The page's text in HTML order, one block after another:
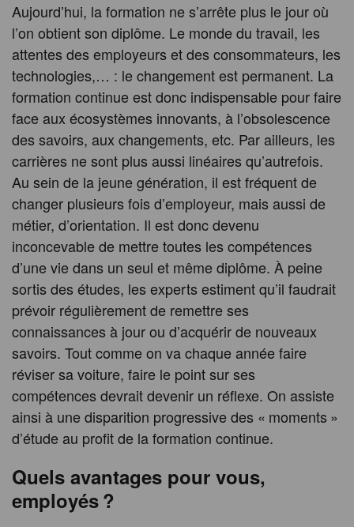
Aujourd’hui, la formation ne s’arrête plus le jour où
l’on obtient son diplôme. Le monde du travail, les
attentes des employeurs et des consommateurs, les
technologies,… : le changement est permanent. La
formation continue est donc indispensable pour faire
face aux écosystèmes innovants, à l’obsolescence
des savoirs, aux changements, etc. Par ailleurs, les
carrières ne sont plus aussi linéaires qu’autrefois.
Au sein de la jeune génération, il est fréquent de
changer plusieurs fois d’employeur, mais aussi de
métier, d’orientation. Il est donc devenu
inconcevable de mettre toutes les compétences
d’une vie dans un seul et même diplôme. À peine
sortis des études, les experts estiment qu’il faudrait
prévoir régulièrement de remettre ses
connaissances à jour ou d’acquérir de nouveaux
savoirs. Tout comme on va chaque année faire
réviser sa voiture, faire le point sur ses
compétences devrait devenir un réflexe. On assiste
ainsi à une disparition progressive des « moments »
d’étude au profit de la formation continue.
Quels avantages pour vous,
employés ?